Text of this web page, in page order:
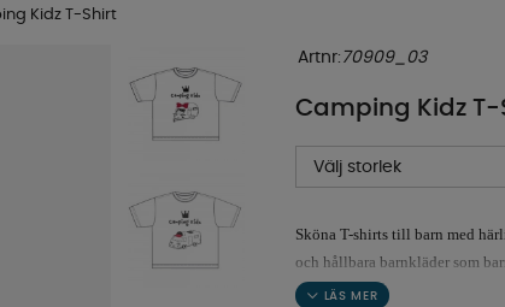
Kidz T-Shirt
Artnr: 70909_03
Camping Kidz T-
Välj storlek
Sköna T-shirts till barn med
och hållbara barnkläder som
Tillverkade av 100% Bomull.